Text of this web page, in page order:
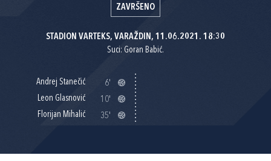
ZAVRŠENO
STADION VARTEKS, VARAŽDIN, 11.06.2021. 18:30
Suci: Goran Babić.
Andrej Stanečić
6'
Leon Glasnović
10'
Florijan Mihalić
35'